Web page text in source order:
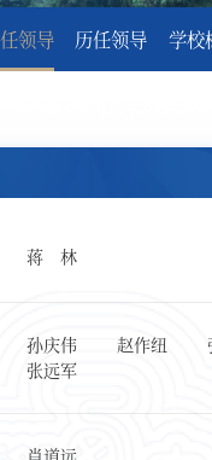
领导 历任领导 学校
蒋 林
孙庆伟 赵作纽
张远军
肖道远